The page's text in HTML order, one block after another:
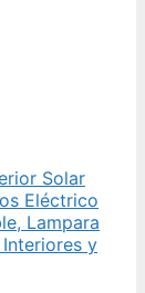
Solar
Eléctrico
Lampara
y